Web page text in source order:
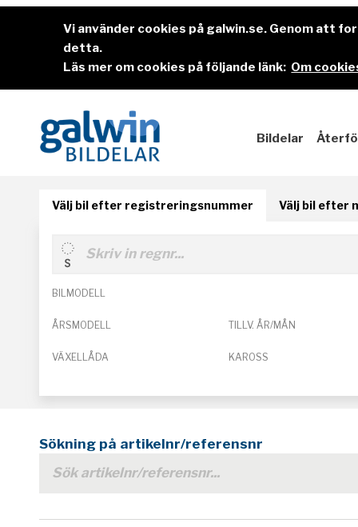
Vi använder cookies på galwin.se. Genom att
detta.
Läs mer om cookies på följande länk: Om
Bildelar
Välj bil efter registreringsnummer Välj bil efter
BILMODELL
ÅRSMODELL TILLV. ÅR/MÅN
VÄXELLÅDA KAROSS
Sökning på artikelnr/referensnr